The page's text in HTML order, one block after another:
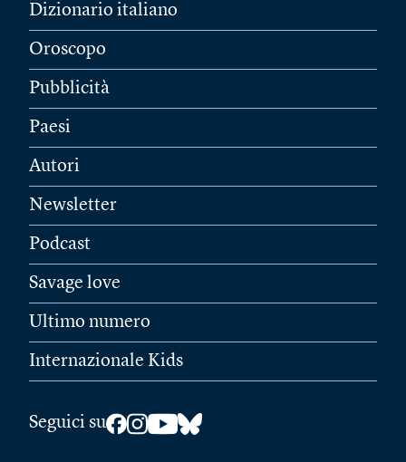
Dizionario italiano
Oroscopo
Pubblicità
Paesi
Autori
Newsletter
Podcast
Savage love
Ultimo numero
Internazionale Kids
Seguici su